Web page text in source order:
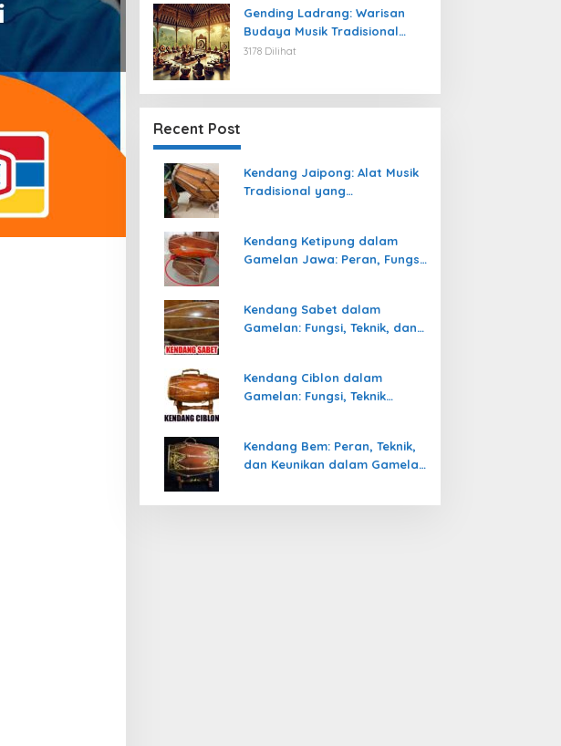
Gending Ladrang: Warisan
Budaya Musik Tradisional
Jawa yang Abadi
3178 Dilihat
Recent Post
Kendang Jaipong: Alat Musik
Tradisional yang
Kendang Ketipung dalam
Gamelan Jawa: Peran, Fungsi,
Kendang Sabet dalam
Gamelan: Fungsi, Teknik, dan
Kendang Ciblon dalam
Gamelan: Fungsi, Teknik
Kendang Bem: Peran, Teknik,
dan Keunikan dalam Gamelan